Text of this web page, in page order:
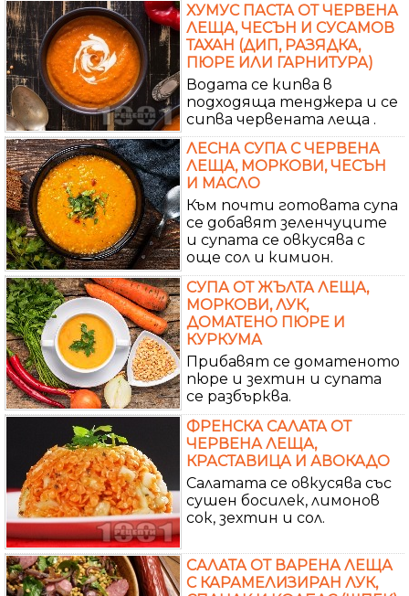
ХУМУС ПАСТА ОТ ЧЕРВЕНА
ЛЕЩА, ЧЕСЪН И СУСАМОВ
ТАХАН (ДИП, РАЗЯДКА,
ПЮРЕ ИЛИ ГАРНИТУРА)
Водата се кипва в
подходяща тенджера и се
сипва червената леща .
ЛЕСНА СУПА С ЧЕРВЕНА
ЛЕЩА, МОРКОВИ, ЧЕСЪН
И МАСЛО
Към почти готовата супа
се добавят зеленчуците
и супата се овкусява с
още сол и кимион.
СУПА ОТ ЖЪЛТА ЛЕЩА,
МОРКОВИ, ЛУК,
ДОМАТЕНО ПЮРЕ И
КУРКУМА
Прибавят се доматеното
пюре и зехтин и супата
се разбърква.
ФРЕНСКА САЛАТА ОТ
ЧЕРВЕНА ЛЕЩА,
КРАСТАВИЦА И АВОКАДО
Салатата се овкусява със
сушен босилек, лимонов
сок, зехтин и сол.
САЛАТА ОТ ВАРЕНА ЛЕЩА
С КАРАМЕЛИЗИРАН ЛУК,